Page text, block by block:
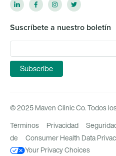
Suscríbete a nuestro boletín
© 2025 Maven Clinic Co. Todos
Términos Privacidad
de
Consumer Health Data
Your Privacy Choices